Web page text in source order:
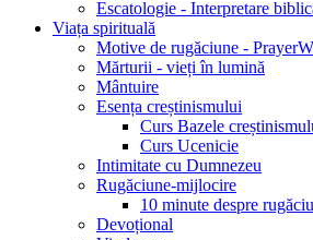
Escatologie - Interpretare
Viața spirituală
Motive de rugăciune -
Mărturii - vieți în lumină
Mântuire
Esența creștinismului
Curs Bazele
Curs Ucenicie
Intimitate cu Dumnezeu
Rugăciune-mijlocire
10 minute despre
Devoțional